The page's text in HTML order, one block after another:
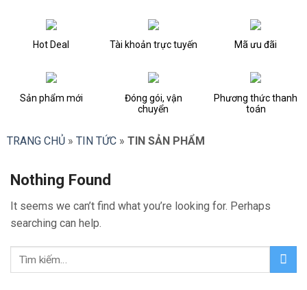
Hot Deal Tài khoản trực tuyến Mã ưu đãi
Sản phẩm mới
Đóng gói, vận
chuyển
Phương thức thanh
toán
TRANG CHỦ» TIN TỨC» TIN SẢN PHẨM
Nothing Found
It seems we can’t find what you’re looking for. Perhaps
searching can help.